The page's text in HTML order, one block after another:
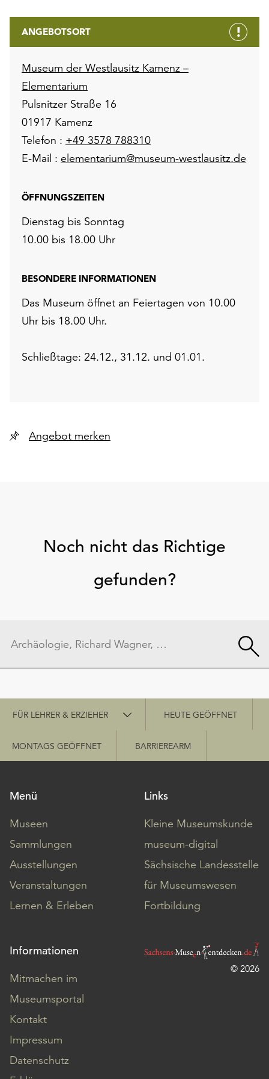
ANGEBOTSORT
Museum der Westlausitz Kamenz –
Elementarium
Pulsnitzer Straße 16
01917 Kamenz
Telefon : +49 3578 788310
E-Mail : elementarium@museum-westlausitz.de
ÖFFNUNGSZEITEN
Dienstag bis Sonntag
10.00 bis 18.00 Uhr
BESONDERE INFORMATIONEN
Das Museum öffnet an Feiertagen von 10.00
Uhr bis 18.00 Uhr.
Schließtage: 24.12., 31.12. und 01.01.
Angebot merken
Noch nicht das Richtige
gefunden?
Schnellzugriff
FÜR LEHRER & ERZIEHER HEUTE GEÖFFNET
MONTAGS GEÖFFNET BARRIEREARM
Menü
Museen
Sammlungen
Ausstellungen
Veranstaltungen
Lernen & Erleben
Links
Kleine Museumskunde
museum-digital
Sächsische Landesstelle
für Museumswesen
Fortbildung
Informationen
Mitmachen im
Museumsportal
Kontakt
Impressum
Datenschutz
© 2026